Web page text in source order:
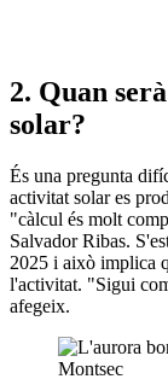
2. Quan
solar?
És una pregunta
activitat solar es
"càlcul és molt
Salvador Ribas.
2025 i això implica
l'activitat. "Sigui
afegeix.